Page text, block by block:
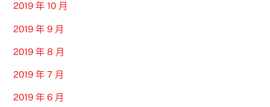
2019 年 10 月
2019 年 9 月
2019 年 8 月
2019 年 7 月
2019 年 6 月